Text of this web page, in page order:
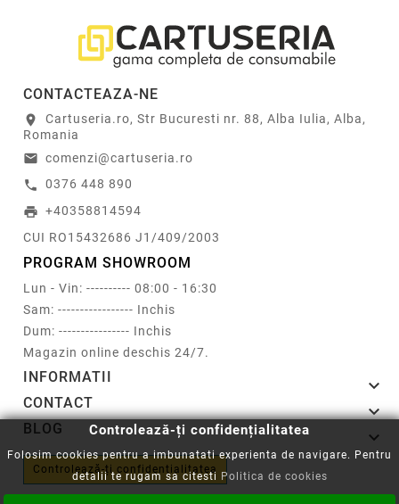
CONTACTEAZA-NE
location_on
Cartuseria.ro, Str Bucuresti nr. 88, Alba Iulia, Alba,
Romania
email comenzi@cartuseria.ro
call 0376 448 890
print +40358814594
CUI RO15432686 J1/409/2003
PROGRAM SHOWROOM
Lun - Vin: ---------- 08:00 - 16:30
Sam: ----------------- Inchis
Dum: ---------------- Inchis
Magazin online deschis 24/7.
INFORMATII 
CONTACT 
BLOG 
Controlează-ți confidențialitatea
Controlează-ți confidențialitatea
Folosim cookies pentru a imbunatati experienta de navigare. Pentru
detalii te rugam sa citesti Politica de cookies